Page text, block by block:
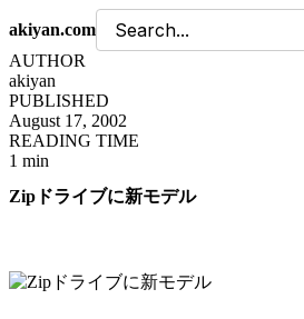
akiyan.com
AUTHOR
akiyan
PUBLISHED
August 17, 2002
READING TIME
1 min
Zipドライブに新モデル